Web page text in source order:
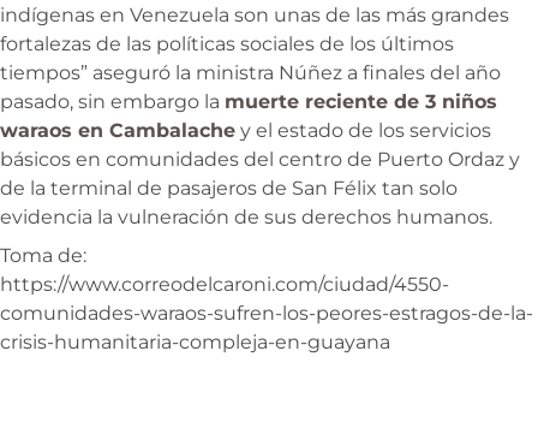
indígenas en Venezuela son unas de las más grandes
fortalezas de las políticas sociales de los últimos
tiempos” aseguró la ministra Núñez a finales del año
pasado, sin embargo la muerte reciente de 3 niños
waraos en Cambalache y el estado de los servicios
básicos en comunidades del centro de Puerto Ordaz y
de la terminal de pasajeros de San Félix tan solo
evidencia la vulneración de sus derechos humanos.
Toma de:
https://www.correodelcaroni.com/ciudad/4550-
comunidades-waraos-sufren-los-peores-estragos-de-la-
crisis-humanitaria-compleja-en-guayana